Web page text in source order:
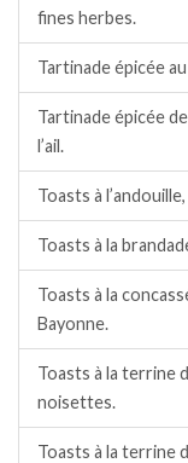
fines herbes.
Tartinade épicée
Tartinade épicée
l’ail.
Toasts à
Toasts à la
Toasts à la
Bayonne.
Toasts à la terrine
noisettes.
Toasts à la terrine